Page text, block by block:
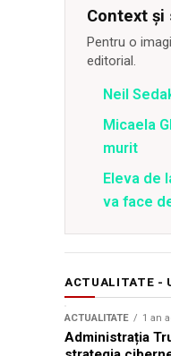
Context și
Pentru o
editorial.
Neil
Micaela
murit
Eleva de
va face
ACTUALITATE -
ACTUALITATE 1 an
Administrația